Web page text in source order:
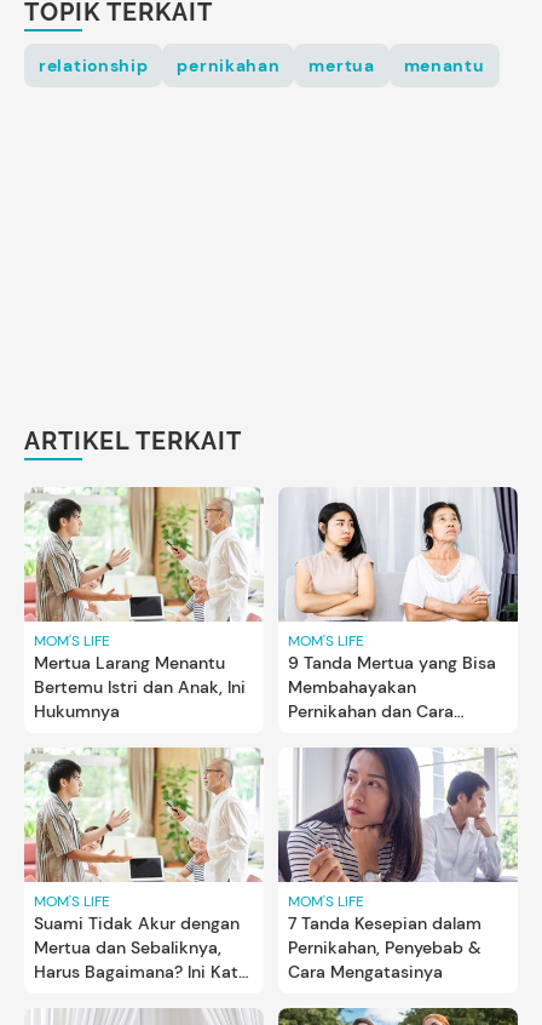
TOPIK TERKAIT
relationship pernikahan mertua menantu
ARTIKEL TERKAIT
MOM'S LIFE
Mertua Larang Menantu
Bertemu Istri dan Anak, Ini
Hukumnya
MOM'S LIFE
9 Tanda Mertua yang Bisa
Membahayakan
Pernikahan dan Cara
MOM'S LIFE
Suami Tidak Akur dengan
Mertua dan Sebaliknya,
Harus Bagaimana? Ini Kata
MOM'S LIFE
7 Tanda Kesepian dalam
Pernikahan, Penyebab &
Cara Mengatasinya